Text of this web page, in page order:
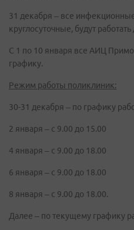
31 декабря – все
круглосуточные, будут работать
С 1 по 10 января все АИЦ
графику.
Режим работы поликлиник:
30-31 декабря – по графику
2 января – с 9.00 до 15.00
4 января – с 9.00 до 18.00
6 января – с 9.00 до 18.00
8 января – с 9.00 до 18.00.
Далее – по текущему графику